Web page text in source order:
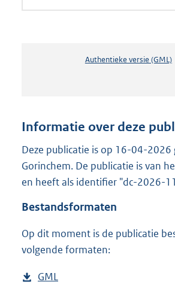
Authentieke versie (GML)b
s
r
o
Informatie over deze
Deze publicatie is op 16-04-
Gorinchem. De publicatie is van
en heeft als identifier "dc-2026-
Bestandsformaten
Op dit moment is de publicatie
volgende formaten:
D
GML